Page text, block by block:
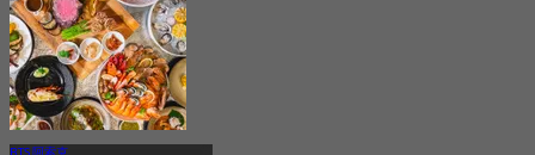
4.7
15K 已預訂
起฿ 776
BTS 阿索克